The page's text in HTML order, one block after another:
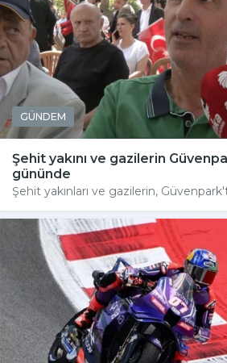
GÜNDEM
Şehit yakını ve gazilerin
gününde
Şehit yakınları ve gazilerin,